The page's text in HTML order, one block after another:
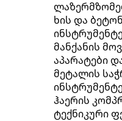
ხის და
მანქანის
აპარატები
მეტალის
ჰაერის
ტექნიკური